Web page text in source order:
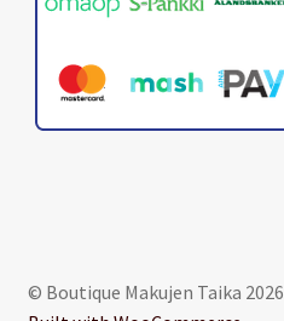
© Boutique Makujen Taika 2026